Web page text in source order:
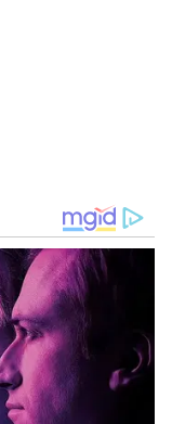
ಕನ್ನಡ
ಕನ್ನಡ ದಿನ
ಸೇರಿ
ಕನ್ನಡಪ್ರಭ,
ನುಡಿ, ಸಂಸ್ಕೃತಿ
ಪ್ರಕಟಗೊಳ್ಳುವ